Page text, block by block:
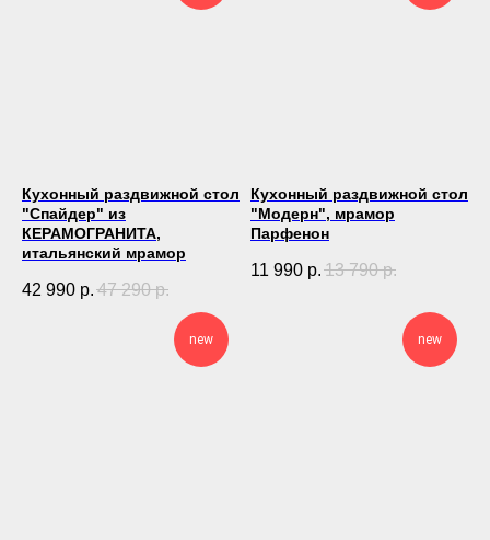
Кухонный раздвижной стол
"Спайдер" из
КЕРАМОГРАНИТА,
итальянский мрамор
42 990 р. 47 290 р.
Кухонный раздвижной стол
"Модерн", мрамор
Парфенон
11 990 р. 13 790 р.
new new